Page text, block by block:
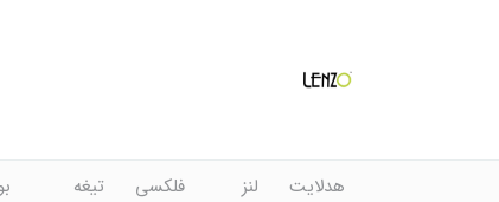
هدلایت
لنز
فلکسی
تیغه